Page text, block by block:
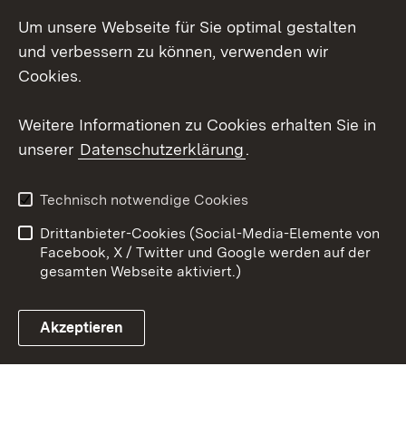
LinkedIn
Link zum Landesportal
Datenschutz
Barrierefreiheit
Impressum
Cookies
Um unsere Webseite für Sie optimal gestalten
und verbessern zu können, verwenden wir
Cookies.
Weitere Informationen zu Cookies erhalten Sie in
unserer Datenschutzerklärung.
Technisch notwendige Cookies
Drittanbieter-Cookies (Social-Media-Elemente von
Facebook, X / Twitter und Google werden auf der
gesamten Webseite aktiviert.)
Akzeptieren